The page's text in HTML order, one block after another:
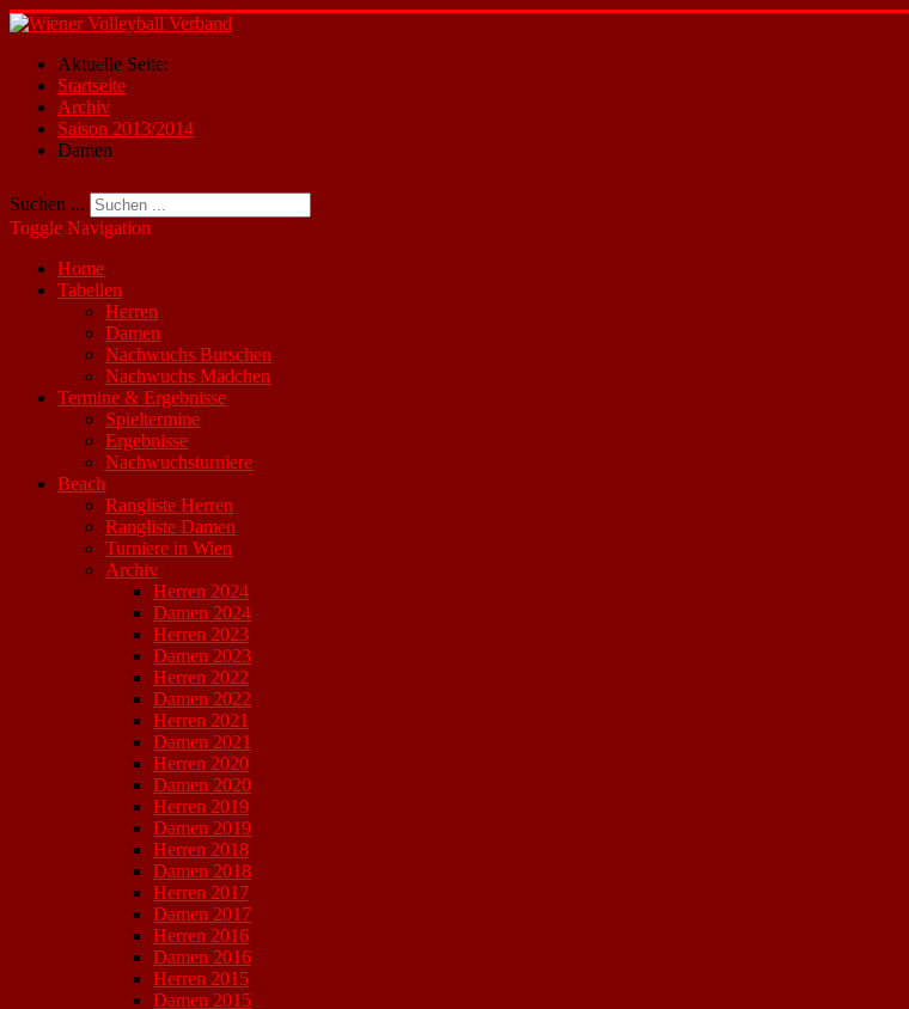
Aktuelle Seite:
Startseite
Archiv
Saison 2013/2014
Damen
Suchen ...
Toggle Navigation
Home
Tabellen
Herren
Damen
Nachwuchs Burschen
Nachwuchs Mädchen
Termine & Ergebnisse
Spieltermine
Ergebnisse
Nachwuchsturniere
Beach
Rangliste Herren
Rangliste Damen
Turniere in Wien
Archiv
Herren 2024
Damen 2024
Herren 2023
Damen 2023
Herren 2022
Damen 2022
Herren 2021
Damen 2021
Herren 2020
Damen 2020
Herren 2019
Damen 2019
Herren 2018
Damen 2018
Herren 2017
Damen 2017
Herren 2016
Damen 2016
Herren 2015
Damen 2015